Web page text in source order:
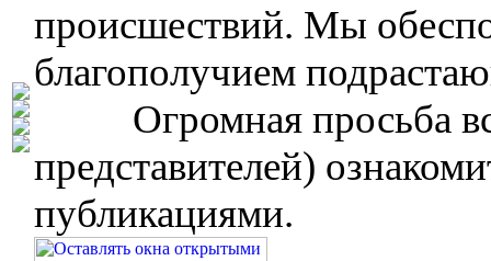
происшествий. Мы
благополучием
Огромная просьба
представителей)
публикациями.